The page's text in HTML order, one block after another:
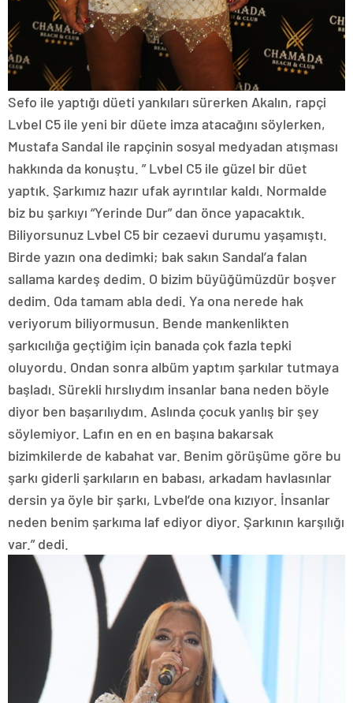
Sefo ile yaptığı düeti yankıları sürerken Akalın, rapçi
Lvbel C5 ile yeni bir düete imza atacağını söylerken,
Mustafa Sandal ile rapçinin sosyal medyadan atışması
hakkında da konuştu. ” Lvbel C5 ile güzel bir düet
yaptık. Şarkımız hazır ufak ayrıntılar kaldı. Normalde
biz bu şarkıyı “Yerinde Dur” dan önce yapacaktık.
Biliyorsunuz Lvbel C5 bir cezaevi durumu yaşamıştı.
Birde yazın ona dedimki; bak sakın Sandal’a falan
sallama kardeş dedim. O bizim büyüğümüzdür boşver
dedim. Oda tamam abla dedi. Ya ona nerede hak
veriyorum biliyormusun. Bende mankenlikten
şarkıcılığa geçtiğim için banada çok fazla tepki
oluyordu. Ondan sonra albüm yaptım şarkılar tutmaya
başladı. Sürekli hırslıydım insanlar bana neden böyle
diyor ben başarılıydım. Aslında çocuk yanlış bir şey
söylemiyor. Lafın en en en başına bakarsak
bizimkilerde de kabahat var. Benim görüşüme göre bu
şarkı giderli şarkıların en babası, arkadam havlasınlar
dersin ya öyle bir şarkı, Lvbel’de ona kızıyor. İnsanlar
neden benim şarkıma laf ediyor diyor. Şarkının karşılığı
var.” dedi.